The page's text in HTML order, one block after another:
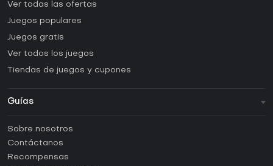
Ver todas las ofertas
Juegos populares
Juegos gratis
Ver todos los juegos
Tiendas de juegos y cupones
Guías
Guías y tutoriales
¿Cómo activar una CD Key de Steam?
Sobre nosotros
Contáctanos
Recompensas